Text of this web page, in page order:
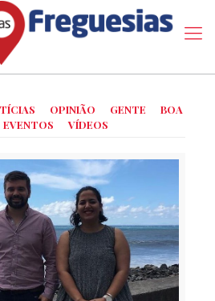
OPINIÃO GENTE
BOA
EVENTOS VÍDEOS